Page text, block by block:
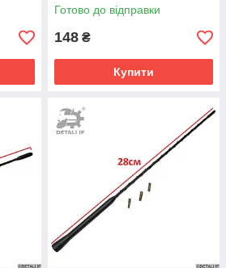
100093610 90566812
1784011
Готово до відправки
148 ₴
Купити